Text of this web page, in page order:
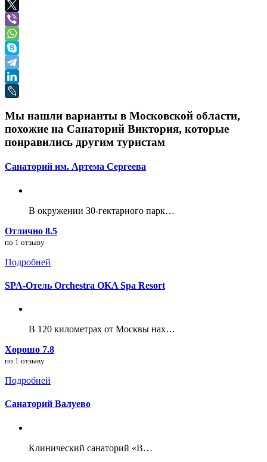
Мы нашли варианты в Московской области,
похожие на Санаторий Виктория, которые
понравились другим туристам
Санаторий им. Артема Сергеева
В окружении 30-гектарного парк…
Отлично 8.5
по 1 отзыву
Подробней
SPA-Отель Orchestra OKA Spa Resort
В 120 километрах от Москвы нах…
Хорошо 7.8
по 1 отзыву
Подробней
Санаторий Валуево
Клинический санаторий «В…